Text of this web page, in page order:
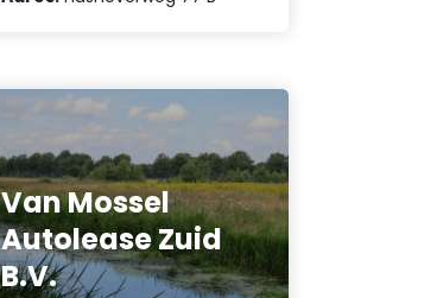
Van Mossel
Autolease Zuid
B.V.